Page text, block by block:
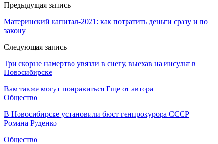
Предыдущая запись
Материнский капитал-2021: как потратить деньги сразу и по
закону
Следующая запись
Три скорые намертво увязли в снегу, выехав на инсульт в
Новосибирске
Вам также могут понравиться Еще от автора
Общество
В Новосибирске установили бюст генпрокурора СССР
Романа Руденко
Общество